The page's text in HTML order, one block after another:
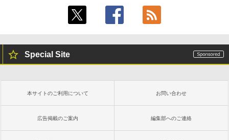
￥480
非エンジニア 初心者 素人 でも安心 使い
方 マニュアル AI副業にもコンテンツ作成
にもKindle出版にも！ 非エンジニアのた
￥99
FM TOWNS ハイパー・カタログ: 本体ハ
ードウェア・市販ソフトウェアのパーフ
書籍リーダー、ブラック、16GB、広告な
Kindle Paperwhite シグニチャーエディ
るさ自動調整、色調調節ライト、12週間
持続バッテリー、広告なし、メタリック
Special Site
本サイトのご利用について お問い合わせ
広告掲載のご案内 編集部へのご連絡